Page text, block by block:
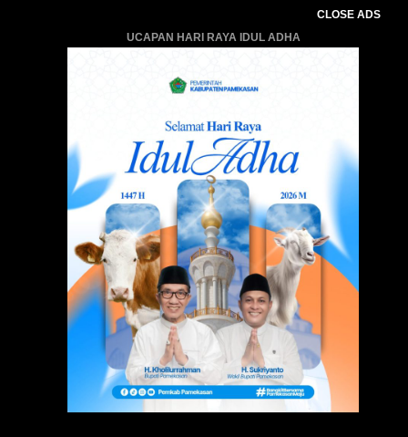
CLOSE ADS
UCAPAN HARI RAYA IDUL ADHA